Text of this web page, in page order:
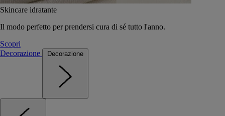
Skincare idratante
Il modo perfetto per prendersi cura di sé tutto l'anno.
Scopri
Decorazione
Decorazione